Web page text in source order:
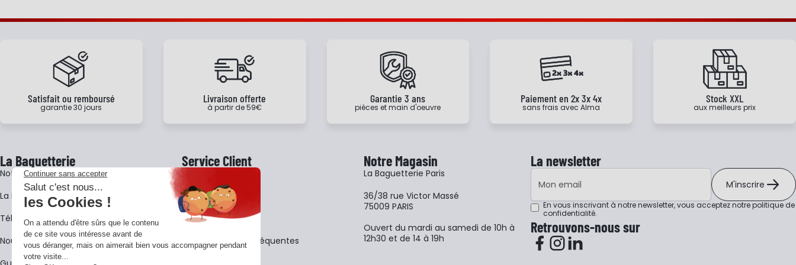
Satisfait ou remboursé
garantie 30 jours
Livraison offerte
à partir de 59€
Garantie 3 ans
pièces et main d'oeuvre
Paiement en 2x 3x 4x
sans frais avec Alma
Stock XXL
aux meilleurs prix
La Baguetterie
Notre histoire
La BagShow
​Télécharger le catalogue
Nous contacter
Service Client
Garantie 3 ans
CGV
FAQ - Questions Fréquentes
Notre Magasin
La Baguetterie Paris
36/38 rue Victor Massé
75009 PARIS
Ouvert du mardi au samedi de 10h à
12h30 et de 14 à 19h
La newsletter
Adresse e-mail
M'inscrire
En vous inscrivant à notre newsletter, vous acceptez notrepolitique de
confidentialité.
Retrouvons-nous sur